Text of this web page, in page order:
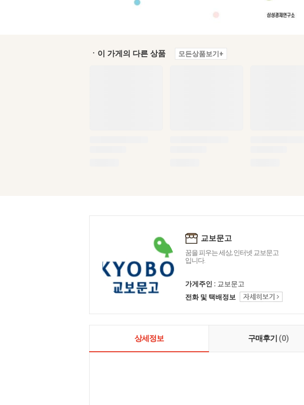
ㆍ이 가게의 다른 상품 모든상품보기+
교보문고
꿈을 피우는 세상, 인터넷 교보문고
입니다.
가게주인 : 교보문고
전화 및 택배정보
상세정보 구매후기 (0)